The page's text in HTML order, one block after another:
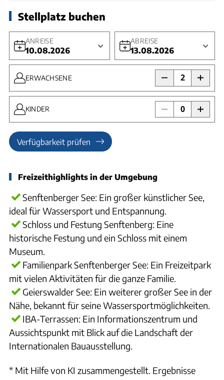
Stellplatz buchen
ANREISE
10.08.2026
ABREISE
13.08.2026
ERWACHSENE 2
KINDER 0
Verfügbarkeit prüfen
Freizeithighlights in der Umgebung
Senftenberger See: Ein großer künstlicher See,
ideal für Wassersport und Entspannung.
Schloss und Festung Senftenberg: Eine
historische Festung und ein Schloss mit einem
Museum.
Familienpark Senftenberger See: Ein Freizeitpark
mit vielen Aktivitäten für die ganze Familie.
Geierswalder See: Ein weiterer großer See in der
Nähe, bekannt für seine Wassersportmöglichkeiten.
IBA-Terrassen: Ein Informationszentrum und
Aussichtspunkt mit Blick auf die Landschaft der
Internationalen Bauausstellung.
* Mit Hilfe von KI zusammengestellt. Ergebnisse